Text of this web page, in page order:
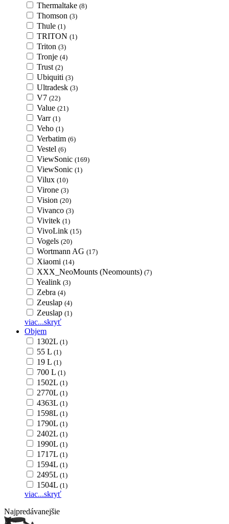
Thermaltake (8)
Thomson (3)
Thule (1)
TRITON (1)
Triton (3)
Tronje (4)
Trust (2)
Ubiquiti (3)
Ultradesk (3)
V7 (22)
Value (21)
Varr (1)
Veho (1)
Verbatim (6)
Vestel (6)
ViewSonic (169)
ViewSonic (1)
Vilux (10)
Virone (3)
Vision (20)
Vivanco (3)
Vivitek (1)
VivoLink (15)
Vogels (20)
Wortmann AG (17)
Xiaomi (14)
XXX_NeoMounts (Neomounts) (7)
Yealink (3)
Zebra (4)
Zeuslap (4)
Zeuslap (1)
viac...skryť
Objem
1302L (1)
55 L (1)
19 L (1)
700 L (1)
1502L (1)
2770L (1)
4363L (1)
1598L (1)
1790L (1)
2402L (1)
1990L (1)
1717L (1)
1594L (1)
2495L (1)
1504L (1)
viac...skryť
Najpredávanejšie